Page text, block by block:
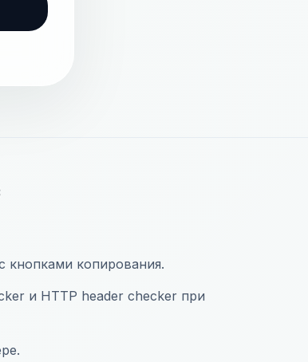
кнопками копирования.
и HTTP header checker при